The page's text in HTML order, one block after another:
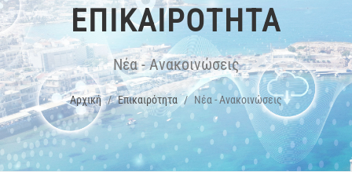
ΕΠΙΚΑΙΡΌΤΗΤΑ
Νέα - Ανακοινώσεις
Αρχική Επικαιρότητα Νέα - Ανακοινώσεις